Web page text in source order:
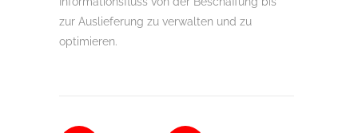
zur Auslieferung zu verwalten und zu
optimieren.